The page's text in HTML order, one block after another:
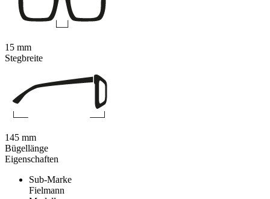
Eigenschaften
Sub-Marke
Fielmann
15 mm
Stegbreite
145 mm
Bügellänge